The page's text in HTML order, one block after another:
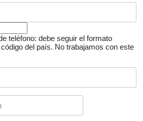
teléfono: debe seguir el formato
del país. No trabajamos con este